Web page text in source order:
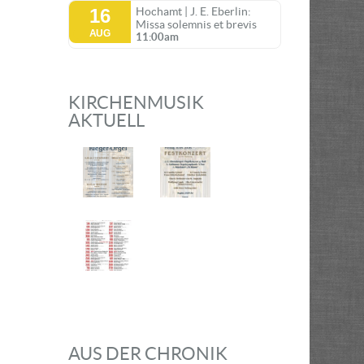
16
AUG
Hochamt | J. E. Eberlin:
Missa solemnis et brevis
11:00am
KIRCHENMUSIK
AKTUELL
AUS DER CHRONIK